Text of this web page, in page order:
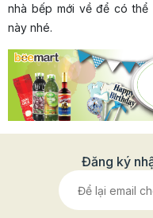
nhà bếp mới về để có thể
này nhé.
Đăng ký